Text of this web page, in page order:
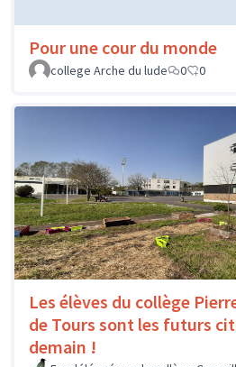
Pour une cour du monde
college Arche du lude
0 0
Les élèves du collège
de Tours sont les futurs
demain !